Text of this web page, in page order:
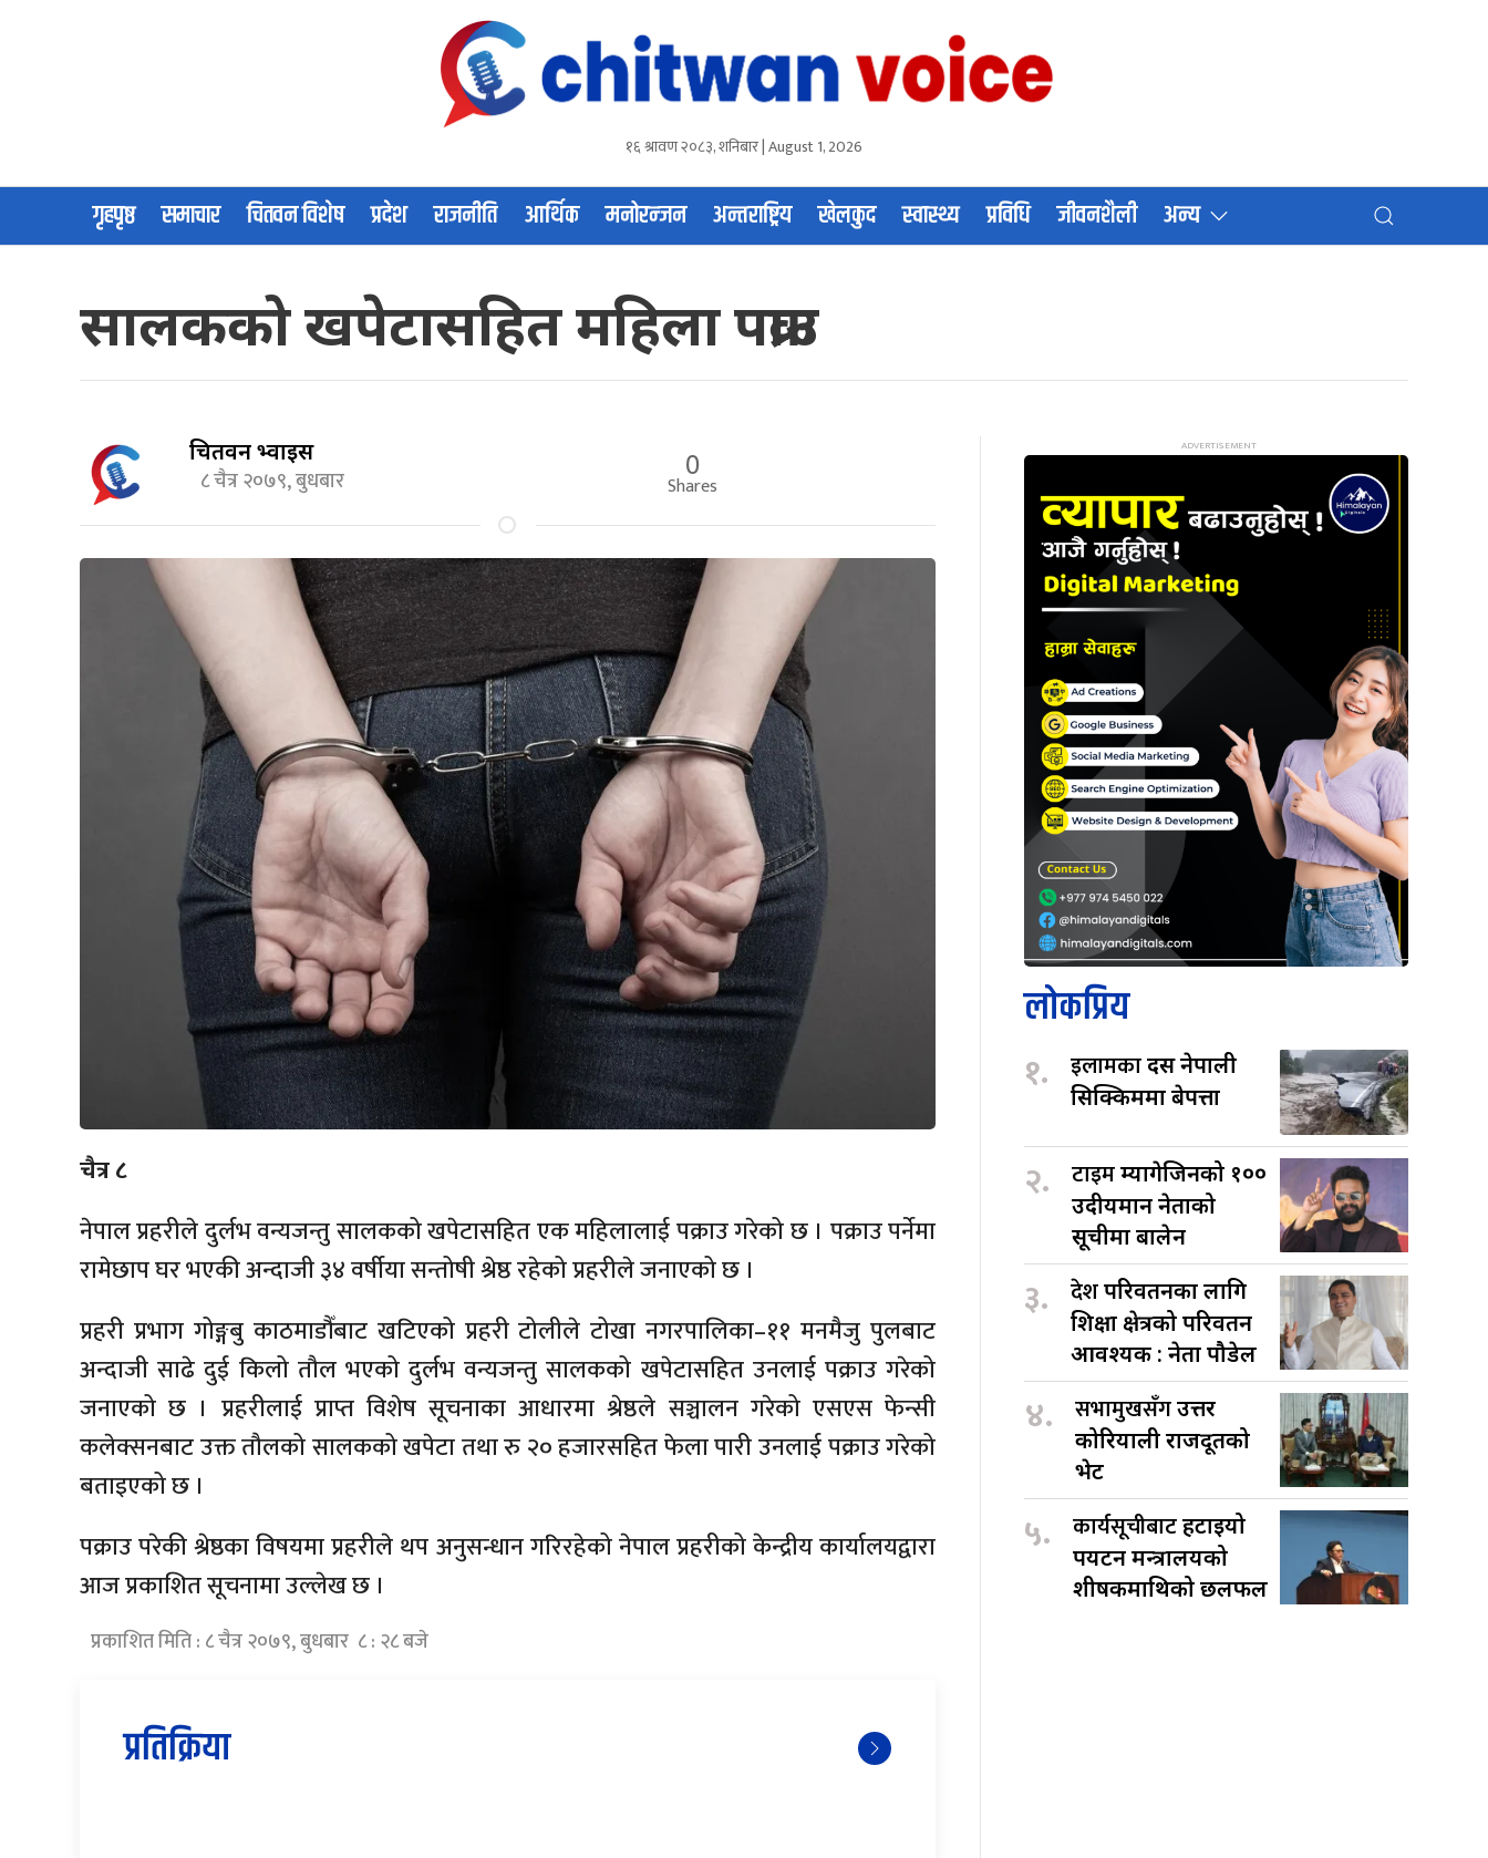
१६ श्रावण २०८३, शनिबार | August 1, 2026
गृहपृष्ठ समाचार चितवन विशेष प्रदेश राजनीति आर्थिक मनोरन्जन अन्तराष्ट्रिय खेलकुद स्वास्थ्य प्रविधि जीवनशैली अन्य
सालकको खपेटासहित महिला पक्राउ
चितवन भ्वाईस
८ चैत्र २०७९, बुधबार
0
Shares
चैत्र ८
नेपाल प्रहरीले दुर्लभ वन्यजन्तु सालकको खपेटासहित एक महिलालाई पक्राउ गरेको छ । पक्राउ पर्नेमा
रामेछाप घर भएकी अन्दाजी ३४ वर्षीया सन्तोषी श्रेष्ठ रहेको प्रहरीले जनाएको छ ।
प्रहरी प्रभाग गोङ्गबु काठमाडौँबाट खटिएको प्रहरी टोलीले टोखा नगरपालिका–११ मनमैजु पुलबाट
अन्दाजी साढे दुई किलो तौल भएको दुर्लभ वन्यजन्तु सालकको खपेटासहित उनलाई पक्राउ गरेको
जनाएको छ । प्रहरीलाई प्राप्त विशेष सूचनाका आधारमा श्रेष्ठले सञ्चालन गरेको एसएस फेन्सी
कलेक्सनबाट उक्त तौलको सालकको खपेटा तथा रु २० हजारसहित फेला पारी उनलाई पक्राउ गरेको
बताइएको छ ।
पक्राउ परेकी श्रेष्ठका विषयमा प्रहरीले थप अनुसन्धान गरिरहेको नेपाल प्रहरीको केन्द्रीय कार्यालयद्वारा
आज प्रकाशित सूचनामा उल्लेख छ ।
प्रकाशित मिति : ८ चैत्र २०७९, बुधबार ८ : २८ बजे
प्रतिक्रिया
लोकप्रिय
१. इलामकादस नेपाली
सिक्किममा बेपत्ता
२. टाइमम्यागेजिनको १००
उदीयमान नेताको
सूचीमा बालेन
३. देशपरिवर्तनका लागि
शिक्षा क्षेत्रको परिवर्तन
आवश्यक : नेता पौडेल
४. सभामुखसँगउत्तर
कोरियाली राजदूतको
भेट
५. कार्यसूचीबाटहटाइयो
पर्यटन मन्त्रालयको
शीर्षकमाथिको छलफल